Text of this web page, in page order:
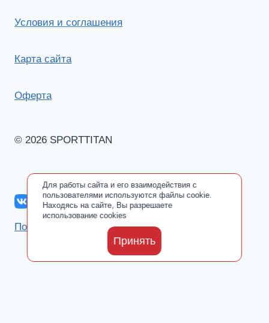
Условия и соглашения
Карта сайта
Оферта
© 2026 SPORTTITAN
Политика обработки персональных данных
Для работы сайта и его взаимодействия с
пользователями используются файлы cookie.
Находясь на сайте, Вы разрешаете
использование cookies
Принять